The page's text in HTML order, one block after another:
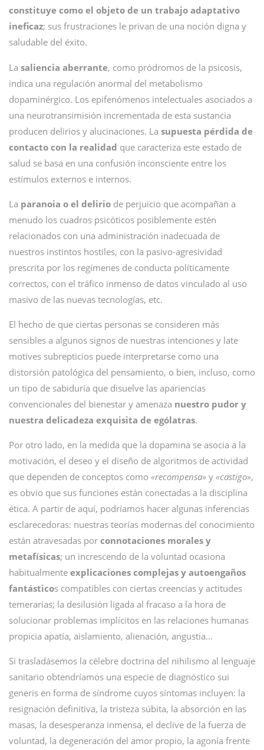
constituye como el objeto de un trabajo adaptativo
ineficaz; sus frustraciones le privan de una noción digna y
saludable del éxito.
La saliencia aberrante, como pródromos de la psicosis,
indica una regulación anormal del metabolismo
dopaminérgico. Los epifenómenos intelectuales asociados a
una neurotransimisión incrementada de esta sustancia
producen delirios y alucinaciones. La supuesta pérdida de
contacto con la realidad que caracteriza este estado de
salud se basa en una confusión inconsciente entre los
estímulos externos e internos.
La paranoia o el delirio de perjuicio que acompañan a
menudo los cuadros psicóticos posiblemente estén
relacionados con una administración inadecuada de
nuestros instintos hostiles, con la pasivo-agresividad
prescrita por los regímenes de conducta políticamente
correctos, con el tráfico inmenso de datos vinculado al uso
masivo de las nuevas tecnologías, etc.
El hecho de que ciertas personas se consideren más
sensibles a algunos signos de nuestras intenciones y late
motives subrepticios puede interpretarse como una
distorsión patológica del pensamiento, o bien, incluso, como
un tipo de sabiduría que disuelve las apariencias
convencionales del bienestar y amenaza nuestro pudor y
nuestra delicadeza exquisita de ególatras.
Por otro lado, en la medida que la dopamina se asocia a la
motivación, el deseo y el diseño de algoritmos de actividad
que dependen de conceptos como «recompensa» y «castigo»,
es obvio que sus funciones están conectadas a la disciplina
ética. A partir de aquí, podríamos hacer algunas inferencias
esclarecedoras: nuestras teorías modernas del conocimiento
están atravesadas por connotaciones morales y
metafísicas; un increscendo de la voluntad ocasiona
habitualmente explicaciones complejas y autoengaños
fantásticos compatibles con ciertas creencias y actitudes
temerarias; la desilusión ligada al fracaso a la hora de
solucionar problemas implícitos en las relaciones humanas
propicia apatía, aislamiento, alienación, angustia…
Si trasladásemos la célebre doctrina del nihilismo al lenguaje
sanitario obtendríamos una especie de diagnóstico sui
generis en forma de síndrome cuyos síntomas incluyen: la
resignación definitiva, la tristeza súbita, la absorción en las
masas, la desesperanza inmensa, el declive de la fuerza de
voluntad, la degeneración del amor propio, la agonía frente